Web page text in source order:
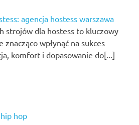
agencja hostess warszawa
strojów dla hostess to kluczowy
wpłynąć na sukces
komfort i dopasowanie do[...]
hop